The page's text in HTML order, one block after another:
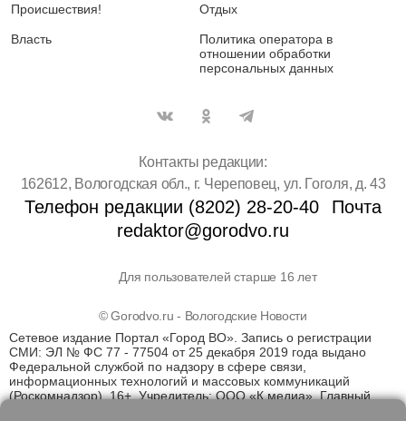
Происшествия!
Власть
Отдых
Политика оператора в
отношении обработки
персональных данных
Контакты редакции:
162612, Вологодская обл., г. Череповец, ул. Гоголя, д. 43
Телефон редакции (8202) 28-20-40
Почта
redaktor@gorodvo.ru
Для пользователей старше 16 лет
© Gorodvo.ru - Вологодские Новости
Сетевое издание Портал «Город ВО». Запись о регистрации
СМИ: ЭЛ № ФС 77 - 77504 от 25 декабря 2019 года выдано
Федеральной службой по надзору в сфере связи,
информационных технологий и массовых коммуникаций
(Роскомнадзор). 16+. Учредитель: ООО «К медиа». Главный